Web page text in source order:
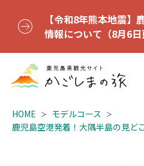
【令和8年熊本地震】
情報について（8月6日
HOME
モデルコース
鹿児島空港発着！大隅半島の見ど